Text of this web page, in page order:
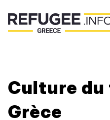
Culture du
Grèce